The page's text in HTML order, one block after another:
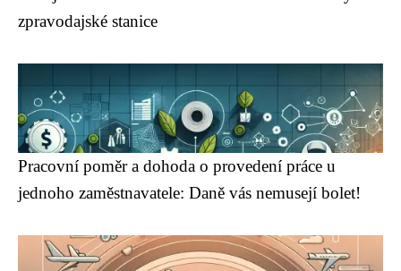
zpravodajské stanice
Pracovní poměr a dohoda o provedení práce u
jednoho zaměstnavatele: Daně vás nemusejí bolet!